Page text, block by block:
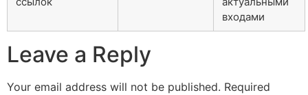
входами
Leave a Reply
Your email address will not be published. Required